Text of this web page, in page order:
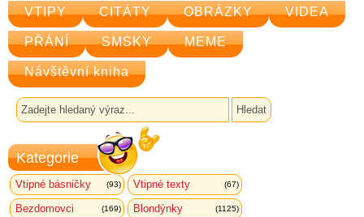
VTIPY CITÁTY OBRÁZKY VIDEA
PŘÁNÍ SMSKY MEME
Návštěvní kniha
Kategorie
Vtipné básničky (93) Vtipné texty (67)
Bezdomovci (169) Blondýnky (1125)